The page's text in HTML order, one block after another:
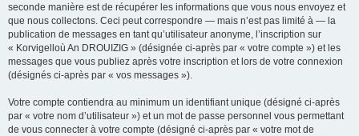
seconde manière est de récupérer les informations que vous nous envoyez et
que nous collectons. Ceci peut correspondre — mais n’est pas limité à — la
publication de messages en tant qu’utilisateur anonyme, l’inscription sur
« Korvigelloù An DROUIZIG » (désignée ci-après par « votre compte ») et les
messages que vous publiez après votre inscription et lors de votre connexion
(désignés ci-après par « vos messages »).
Votre compte contiendra au minimum un identifiant unique (désigné ci-après
par « votre nom d’utilisateur ») et un mot de passe personnel vous permettant
de vous connecter à votre compte (désigné ci-après par « votre mot de